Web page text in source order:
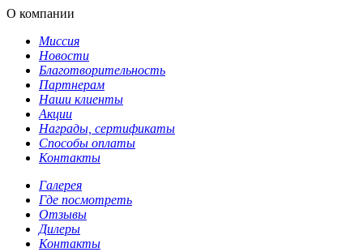
О компании
Миссия
Новости
Благотворительность
Партнерам
Наши клиенты
Акции
Награды, сертификаты
Способы оплаты
Контакты
Галерея
Где посмотреть
Отзывы
Дилеры
Контакты